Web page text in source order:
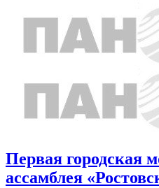
Первая городская
ассамблея